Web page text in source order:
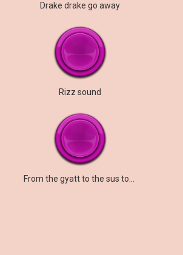
Drake drake go away
Rizz sound